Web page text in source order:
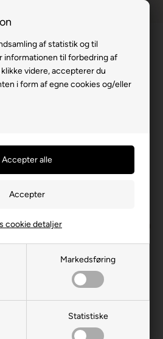
af statistik og til
informationen til forbedring af
videre, accepterer du
i form af egne cookies og/eller
Markedsføring
Statistiske
cookie detaljer